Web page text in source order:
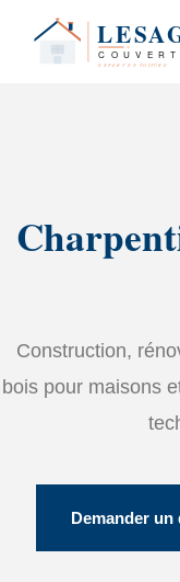
Construction,
bois pour maisons
Demander un